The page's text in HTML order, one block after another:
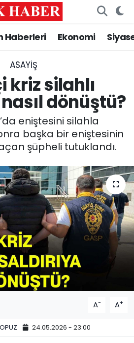
Haberleri Ekonomi
ASAYİŞ
kriz silahlı
dönüştü?
eniştesini silahla
başka bir eniştesinin
şüpheli tutuklandı.
A- A+
24.05.2026 - 23:00
HABERLERİ
Durumu ve Fikstür